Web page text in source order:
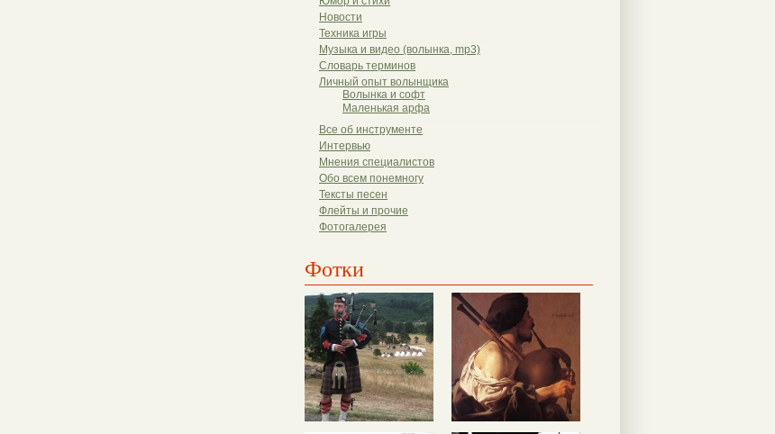
Новости
Техника игры
Музыка и видео (волынка, mp3)
Словарь терминов
Личный опыт волынщика
Волынка и софт
Маленькая арфа
Все об инструменте
Интервью
Мнения специалистов
Обо всем понемногу
Тексты песен
Флейты и прочие
Фотогалерея
Фотки